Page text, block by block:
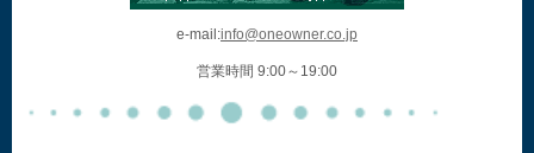
e-mail:info@oneowner.co.jp
営業時間 9:00～19:00